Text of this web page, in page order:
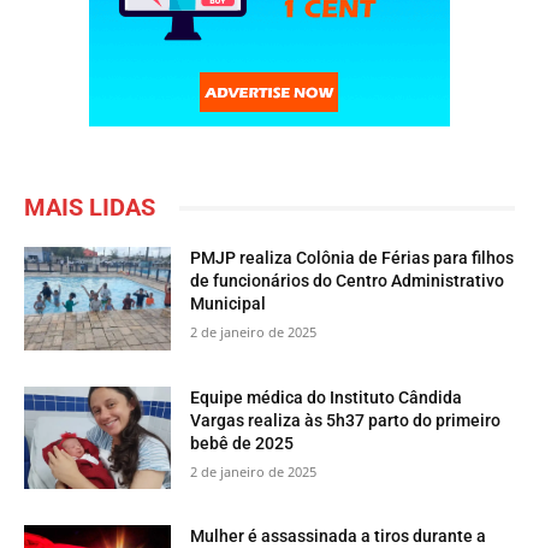
MAIS LIDAS
PMJP realiza Colônia de Férias para filhos
de funcionários do Centro Administrativo
Municipal
2 de janeiro de 2025
Equipe médica do Instituto Cândida
Vargas realiza às 5h37 parto do primeiro
bebê de 2025
2 de janeiro de 2025
Mulher é assassinada a tiros durante a